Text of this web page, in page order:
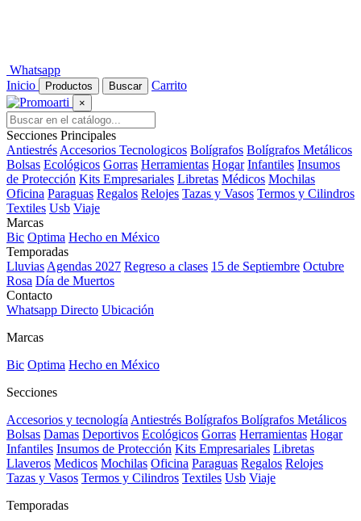
Whatsapp
Inicio
Productos Buscar Carrito
×
Secciones Principales
Antiestrés Accesorios Tecnologicos Bolígrafos Bolígrafos Metálicos
Bolsas Ecológicos Gorras Herramientas Hogar Infantiles Insumos
de Protección Kits Empresariales Libretas Médicos Mochilas
Oficina Paraguas Regalos Relojes Tazas y Vasos Termos y Cilindros
Textiles Usb Viaje
Marcas
Bic Optima Hecho en México
Temporadas
Lluvias Agendas 2027 Regreso a clases 15 de Septiembre Octubre
Rosa Día de Muertos
Contacto
Whatsapp Directo Ubicación
Marcas
Bic Optima Hecho en México
Secciones
Accesorios y tecnología Antiestrés Bolígrafos Bolígrafos Metálicos
Bolsas Damas Deportivos Ecológicos Gorras Herramientas Hogar
Infantiles Insumos de Protección Kits Empresariales Libretas
Llaveros Medicos Mochilas Oficina Paraguas Regalos Relojes
Tazas y Vasos Termos y Cilindros Textiles Usb Viaje
Temporadas